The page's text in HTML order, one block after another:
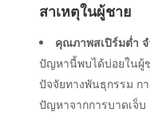
สาเหตุในผู้ชาย
คุณภาพสเปิร์มต่ำ
ปัญหานี้พบได้บ่อยในผู้
ปัจจัยทางพันธุกรรม ก
ปัญหาจากการบาดเจ็บ